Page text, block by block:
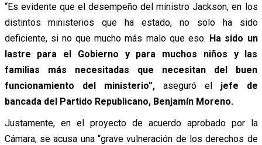
“Es evidente que el desempeño del ministro Jackson, en los
distintos ministerios que ha estado, no solo ha sido
deficiente, si no que mucho más malo que eso. Ha sido un
lastre para el Gobierno y para muchos niños y las
familias más necesitadas que necesitan del buen
funcionamiento del ministerio”,aseguró el jefe de
bancada del Partido Republicano, Benjamín Moreno.
Justamente, en el proyecto de acuerdo aprobado por la
Cámara, se acusa una “grave vulneración de los derechos de